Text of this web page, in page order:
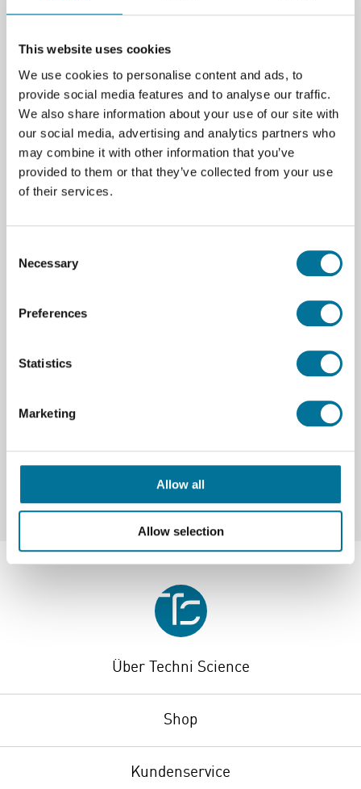
This website uses cookies
We use cookies to personalise content and ads, to
provide social media features and to analyse our traffic.
We also share information about your use of our site with
our social media, advertising and analytics partners who
may combine it with other information that you’ve
provided to them or that they’ve collected from your use
of their services.
Selection
Necessary
Preferences
Statistics
Marketing
Allow all
Allow selection
90,17 € inkl. MwSt.
Zum Warenkorb hinzufügen
Seite drucken
Beschreibung
Marke
Über Techni Science
Shop
Kundenservice